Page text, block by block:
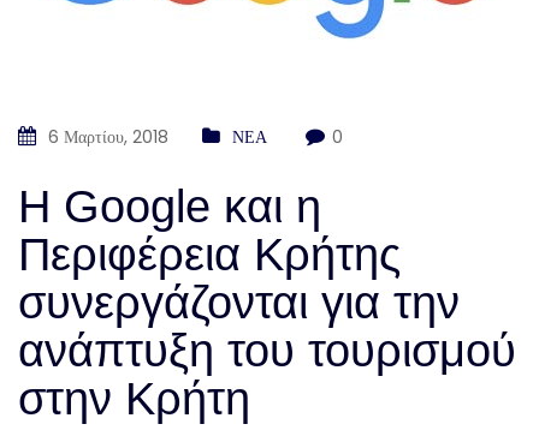
6 Μαρτίου, 2018 ΝΕΑ 0
Η Google και η
Περιφέρεια Κρήτης
συνεργάζονται για την
ανάπτυξη του τουρισμού
στην Κρήτη